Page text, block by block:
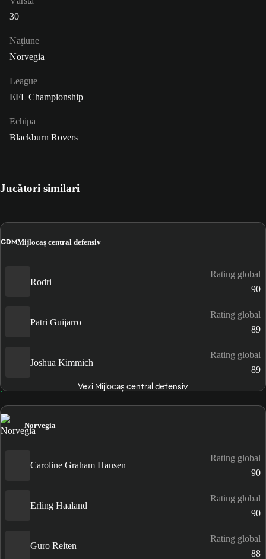
30
Naţiune
Norvegia
League
EFL Championship
Echipa
Blackburn Rovers
Jucători similari
CDMMijlocaș central defensiv
Rodri
Rating global
90
Patri Guijarro
Rating global
89
Joshua Kimmich
Rating global
89
Vezi Mijlocaș central defensiv
Norvegia
Caroline Graham Hansen
Rating global
90
Erling Haaland
Rating global
90
Guro Reiten
Rating global
88